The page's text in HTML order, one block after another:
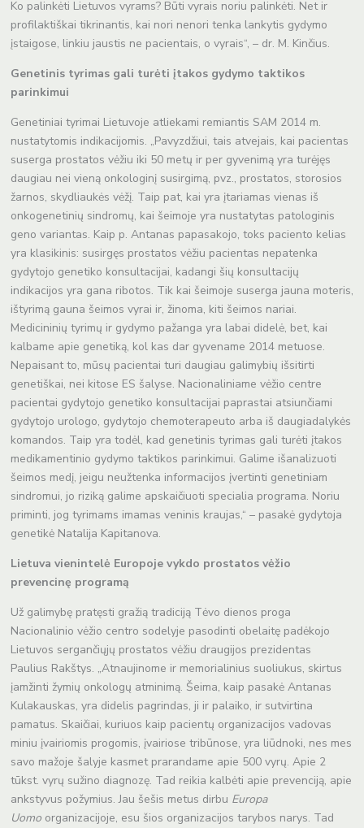
Ko palinkėti Lietuvos vyrams? Būti vyrais noriu palinkėti. Net ir
profilaktiškai tikrinantis, kai nori nenori tenka lankytis gydymo
įstaigose, linkiu jaustis ne pacientais, o vyrais“, – dr. M. Kinčius.
Genetinis tyrimas gali turėti įtakos gydymo taktikos
parinkimui
Genetiniai tyrimai Lietuvoje atliekami remiantis SAM 2014 m.
nustatytomis indikacijomis. „Pavyzdžiui, tais atvejais, kai pacientas
suserga prostatos vėžiu iki 50 metų ir per gyvenimą yra turėjęs
daugiau nei vieną onkologinį susirgimą, pvz., prostatos, storosios
žarnos, skydliaukės vėžį. Taip pat, kai yra įtariamas vienas iš
onkogenetinių sindromų, kai šeimoje yra nustatytas patologinis
geno variantas. Kaip p. Antanas papasakojo, toks paciento kelias
yra klasikinis: susirgęs prostatos vėžiu pacientas nepatenka
gydytojo genetiko konsultacijai, kadangi šių konsultacijų
indikacijos yra gana ribotos. Tik kai šeimoje suserga jauna moteris,
ištyrimą gauna šeimos vyrai ir, žinoma, kiti šeimos nariai.
Medicininių tyrimų ir gydymo pažanga yra labai didelė, bet, kai
kalbame apie genetiką, kol kas dar gyvename 2014 metuose.
Nepaisant to, mūsų pacientai turi daugiau galimybių išsitirti
genetiškai, nei kitose ES šalyse. Nacionaliniame vėžio centre
pacientai gydytojo genetiko konsultacijai paprastai atsiunčiami
gydytojo urologo, gydytojo chemoterapeuto arba iš daugiadalykės
komandos. Taip yra todėl, kad genetinis tyrimas gali turėti įtakos
medikamentinio gydymo taktikos parinkimui. Galime išanalizuoti
šeimos medį, jeigu neužtenka informacijos įvertinti genetiniam
sindromui, jo riziką galime apskaičiuoti specialia programa. Noriu
priminti, jog tyrimams imamas veninis kraujas,“ – pasakė gydytoja
genetikė Natalija Kapitanova.
Lietuva vienintelė Europoje vykdo prostatos vėžio
prevencinę programą
Už galimybę pratęsti gražią tradiciją Tėvo dienos proga
Nacionalinio vėžio centro sodelyje pasodinti obelaitę padėkojo
Lietuvos sergančiųjų prostatos vėžiu draugijos prezidentas
Paulius Rakštys. „Atnaujinome ir memorialinius suoliukus, skirtus
įamžinti žymių onkologų atminimą. Šeima, kaip pasakė Antanas
Kulakauskas, yra didelis pagrindas, ji ir palaiko, ir sutvirtina
pamatus. Skaičiai, kuriuos kaip pacientų organizacijos vadovas
miniu įvairiomis progomis, įvairiose tribūnose, yra liūdnoki, nes mes
savo mažoje šalyje kasmet prarandame apie 500 vyrų. Apie 2
tūkst. vyrų sužino diagnozę. Tad reikia kalbėti apie prevenciją, apie
ankstyvus požymius. Jau šešis metus dirbu Europa
Uomoorganizacijoje, esu šios organizacijos tarybos narys. Tad